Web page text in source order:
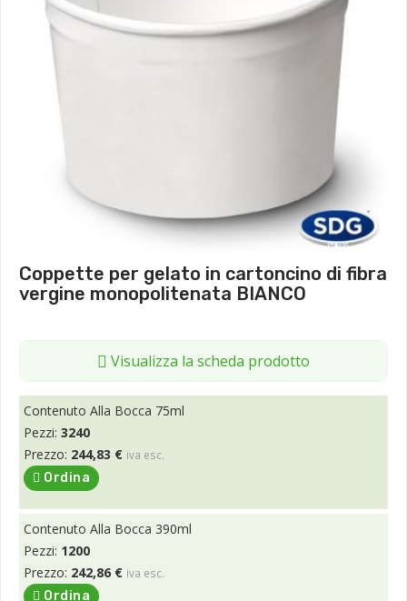
Coppette per gelato in cartoncino di fibra
vergine monopolitenata BIANCO
Visualizza la scheda prodotto
Contenuto Alla Bocca 75ml
Pezzi: 3240
Prezzo: 244,83 € iva esc.
Ordina
Contenuto Alla Bocca 390ml
Pezzi: 1200
Prezzo: 242,86 € iva esc.
Ordina